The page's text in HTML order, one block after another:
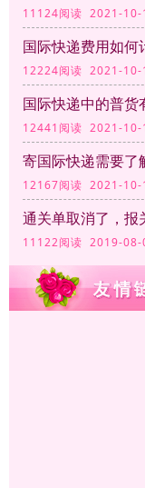
11124阅读 2021-10-
国际快递费用如何
12224阅读 2021-
国际快递中的普货
12441阅读 2021-10-
寄国际快递需要了
12167阅读 2021-
通关单取消了，报
11122阅读 2019-